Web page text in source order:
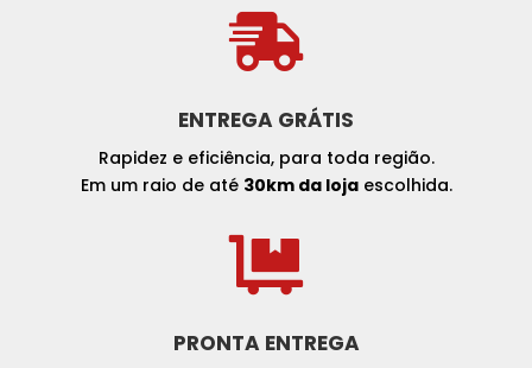

ENTREGA GRÁTIS
Rapidez e eficiência, para toda região.
Em um raio de até 30km da lojaescolhida.

PRONTA ENTREGA